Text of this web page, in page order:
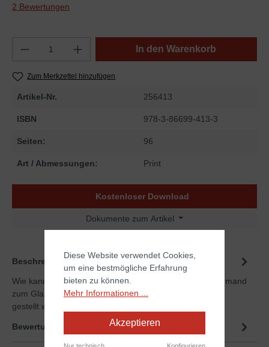
Durchschnittliche Bewertung von 5 von 5 Sternen
2 Bewertungen
In den Warenkorb
Zum Merkzettel hinzufügen
Artikel-Nr. 256413
ISBN 978-3-86699-413-3
Seiten: 96
Art / Abmessungen: Print
Kostenloser Download
Dokumente zum Artikel
Beschreibung
Wie kann in unserer säkularisierten Gesellschaft noch jemand
zum Glauben an Jesus Christus kommen, wenn infrage
gestellt wir…
Bewertungen
Diese Website verwendet Cookies,
um eine bestmögliche Erfahrung
bieten zu können.
Mehr Informationen ...
Akzeptieren
Nur technisch
Konfigurieren